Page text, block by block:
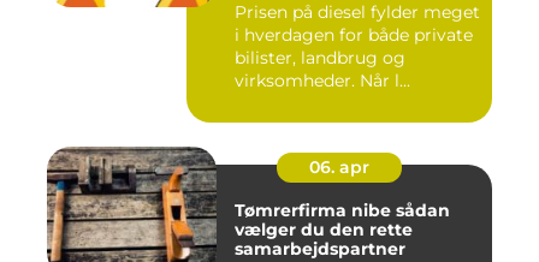
Prisen på diesel fylder meget
i hverdagen for både private
bilister, landbrug og
virksomheder. Når l...
06. apr
Tømrerfirma nibe sådan
vælger du den rette
samarbejdspartner